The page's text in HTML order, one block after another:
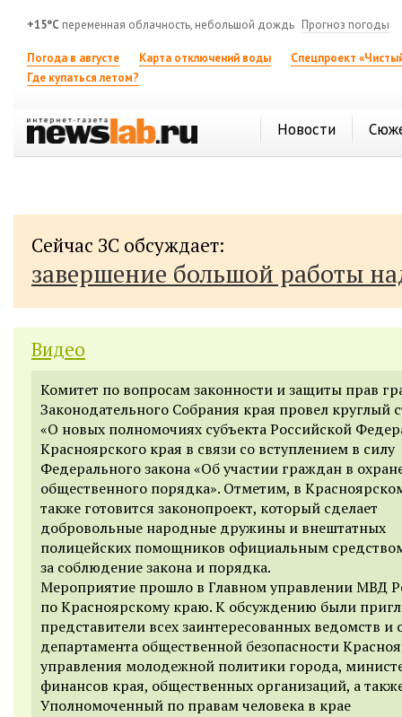
+15°C переменная облачность, небольшой дождь Прогноз погоды
Погода в августе Карта отключений воды
Спецпроект
Где купаться летом?
Новости
Сейчас ЗС обсуждает:
завершение большой работы
Видео
Комитет по вопросам законности и защиты прав
Законодательного Собрания края провел круглый
«О новых полномочиях субъекта Российской
Красноярского края в связи со вступлением в силу
Федерального закона «Об участии граждан в
общественного порядка». Отметим, в
также готовится законопроект, который сделает
добровольные народные дружины и внештатных
полицейских помощников официальным
за соблюдение закона и порядка.
Мероприятие прошло в Главном управлении МВД
по Красноярскому краю. К обсуждению были
представители всех заинтересованных ведомств и
департамента общественной безопасности
управления молодежной политики города,
финансов края, общественных организаций, а
Уполномоченный по правам человека в крае